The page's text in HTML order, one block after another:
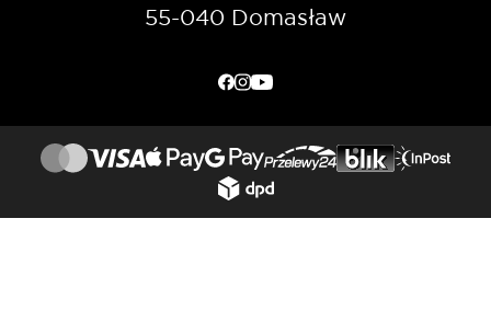
55-040 Domasław